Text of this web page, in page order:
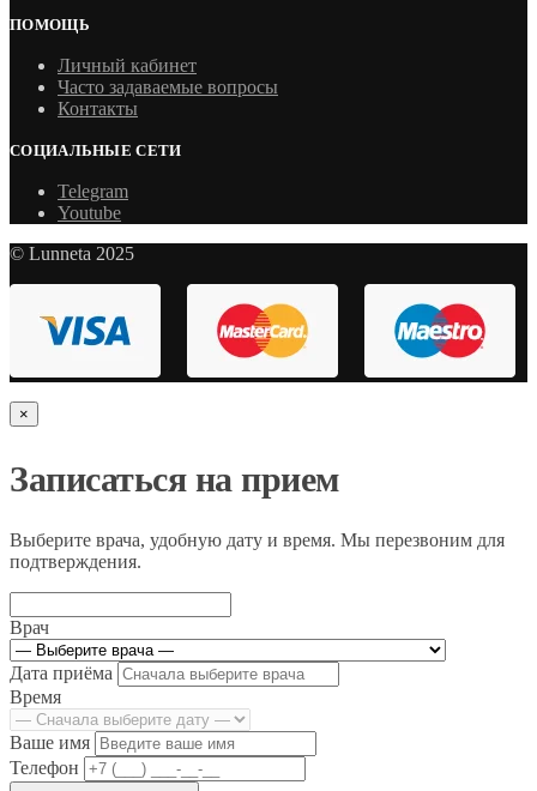
ПОМОЩЬ
Личный кабинет
Часто задаваемые вопросы
Контакты
СОЦИАЛЬНЫЕ СЕТИ
Telegram
Youtube
© Lunneta 2025
×
Записаться на прием
Выберите врача, удобную дату и время. Мы перезвоним для
подтверждения.
Врач
Дата приёма
Время
Ваше имя
Телефон